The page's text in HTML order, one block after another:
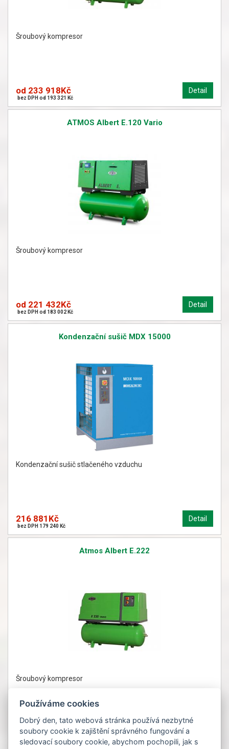
Šroubový kompresor
Detail
od 233 918Kč
bez DPH od 193 321 Kč
ATMOS Albert E.120 Vario
Šroubový kompresor
Detail
od 221 432Kč
bez DPH od 183 002 Kč
Kondenzační sušič MDX 15000
Kondenzační sušič stlačeného vzduchu
Detail
216 881Kč
bez DPH 179 240 Kč
Atmos Albert E.222
Šroubový kompresor
Detail
od 215 380Kč
bez DPH od 178 000 Kč
Používáme cookies
Dobrý den, tato webová stránka používá nezbytné
soubory cookie k zajištění správného fungování a
sledovací soubory cookie, abychom pochopili, jak s